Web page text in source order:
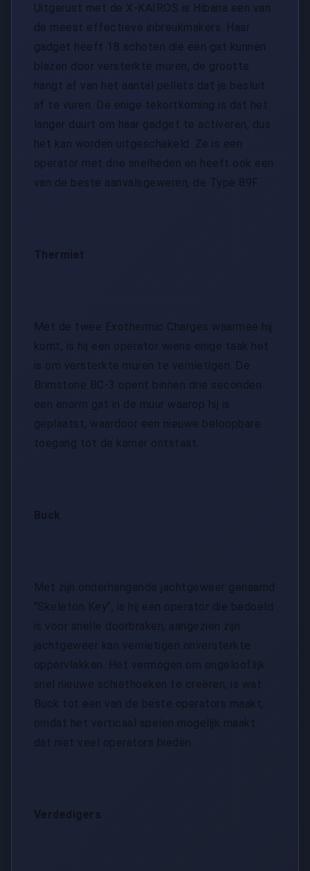
Uitgerust met de X-KAIROS is Hibana een van
de meest effectieve inbreukmakers. Haar
gadget heeft 18 schoten die een gat kunnen
blazen door versterkte muren, de grootte
hangt af van het aantal pellets dat je besluit
af te vuren. De enige tekortkoming is dat het
langer duurt om haar gadget te activeren, dus
het kan worden uitgeschakeld. Ze is een
operator met drie snelheden en heeft ook een
van de beste aanvalsgeweren, de Type 89F.
Thermiet
Met de twee Exothermic Charges waarmee hij
komt, is hij een operator wiens enige taak het
is om versterkte muren te vernietigen. De
Brimstone BC-3 opent binnen drie seconden
een enorm gat in de muur waarop hij is
geplaatst, waardoor een nieuwe beloopbare
toegang tot de kamer ontstaat.
Buck
Met zijn onderhangende jachtgeweer genaamd
"Skeleton Key", is hij een operator die bedoeld
is voor snelle doorbraken, aangezien zijn
jachtgeweer kan vernietigen onversterkte
oppervlakken. Het vermogen om ongelooflijk
snel nieuwe schiethoeken te creëren, is wat
Buck tot een van de beste operators maakt,
omdat het verticaal spelen mogelijk maakt
dat niet veel operators bieden.
Verdedigers